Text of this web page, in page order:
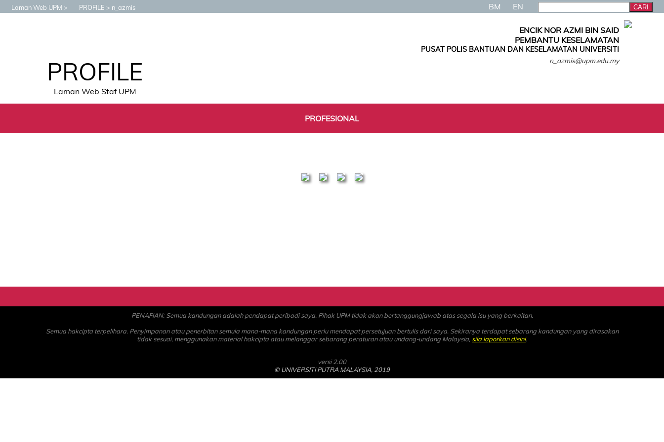
Laman Web UPM PROFILE n_azmis BM EN
PROFILE
Laman Web Staf UPM
ENCIK NOR AZMI BIN SAID
PEMBANTU KESELAMATAN
PUSAT POLIS BANTUAN DAN KESELAMATAN UNIVERSITI
n_azmis@upm.edu.my
PROFESIONAL
PENAFIAN: Semua kandungan adalah pendapat peribadi saya. Pihak UPM tidak akan bertanggungjawab atas segala isu yang berkaitan.
Semua hakcipta terpelihara. Penyimpanan atau penerbitan semula mana-mana kandungan perlu mendapat persetujuan bertulis dari saya. Sekiranya terdapat sebarang kandungan yang dirasakan
tidak sesuai, menggunakan material hakcipta atau melanggar sebarang peraturan atau undang-undang Malaysia, sila laporkan disini.
versi 2.00
© UNIVERSITI PUTRA MALAYSIA, 2019